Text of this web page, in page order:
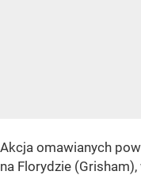
Akcja omawianych
na Florydzie